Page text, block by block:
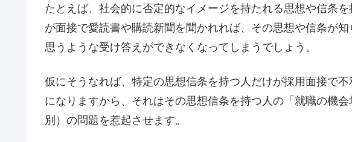
たとえば、社会的に否定的なイメージを持たれる思想や信条
が面接で愛読書や購読新聞を聞かれれば、その思想や信条が
思うような受け答えができなくなってしまうでしょう。
仮にそうなれば、特定の思想信条を持つ人だけが採用面接で
になりますから、それはその思想信条を持つ人の「就職の機
別）の問題を惹起させます。